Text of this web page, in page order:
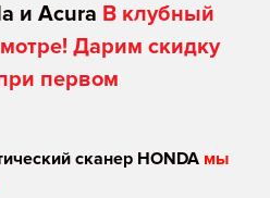
и Acura В клубный
Дарим скидку
первом
сканер HONDA мы